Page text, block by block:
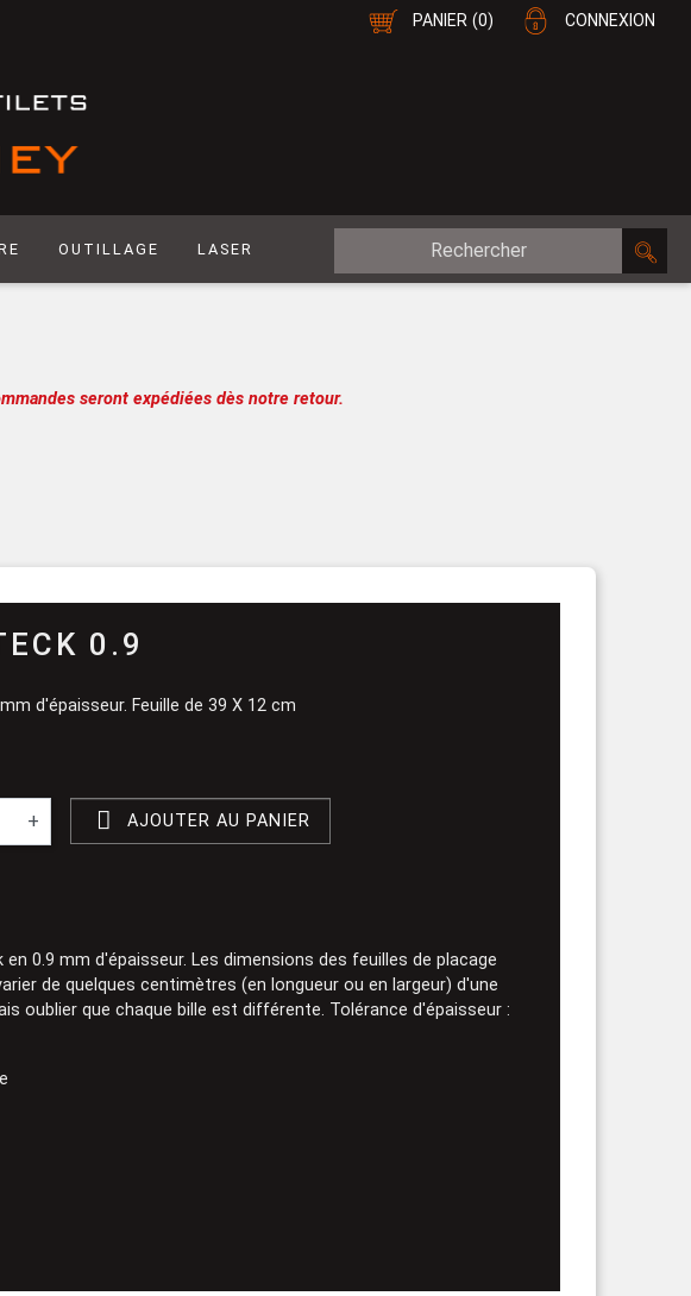
CONNEXION
PANIER (0)
OUTILLAGE
Racloir
LASER
Placage Double-Face
seront expédiées dès notre retour.
0.9
d'épaisseur. Feuille de 39 X 12 cm
+  AJOUTER AU PANIER
en 0.9 mm d'épaisseur. Les dimensions des feuilles de placage
de quelques centimètres (en longueur ou en largeur) d'une
oublier que chaque bille est différente. Tolérance d'épaisseur :